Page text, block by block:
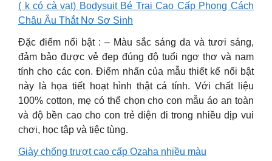
( k có cà vạt) Bodysuit Bé Trai Cao Cấp Phong Cách
Châu Âu Thắt Nơ Sơ Sinh
Đặc điểm nổi bật : – Màu sắc sáng da và tươi sáng,
đảm bảo được vẻ đẹp đúng độ tuổi ngơ thơ và nam
tính cho các con. Điểm nhấn của mẫu thiết kế nổi bật
này là họa tiết hoạt hình thật cá tính. Với chất liệu
100% cotton, mẹ có thể chọn cho con mẫu áo an toàn
và độ bền cao cho con trẻ diện đi trong nhiều dịp vui
chơi, học tập và tiệc tùng.
Giày chống trượt cao cấp Ozaha nhiều màu